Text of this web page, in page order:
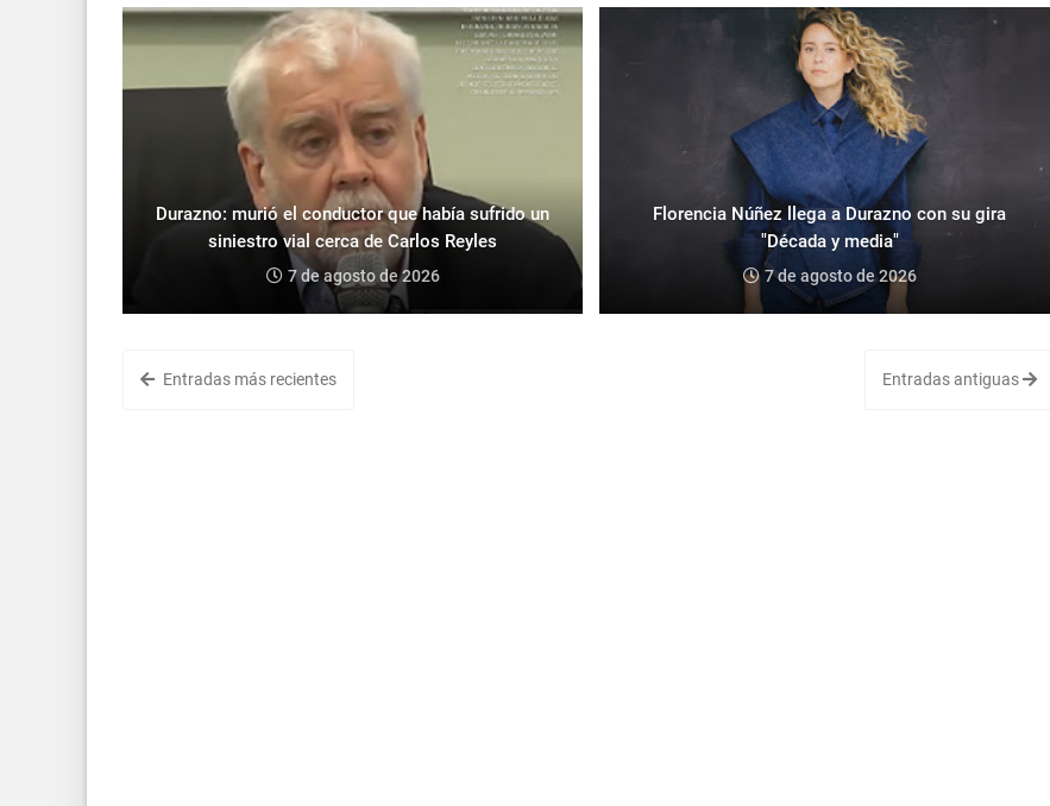
Durazno: murió el conductor que había sufrido un
siniestro vial cerca de Carlos Reyles
7 de agosto de 2026
Florencia Núñez llega a Durazno con su gira
"Década y media"
7 de agosto de 2026
Entradas más recientes Entradas antiguas